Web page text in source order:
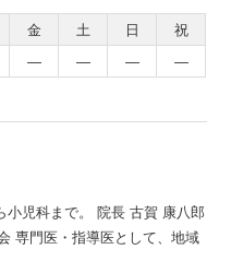
金 土 日
祝
― ― ― ―
児科まで。 院長 古賀 康八郎
専門医・指導医として、地域